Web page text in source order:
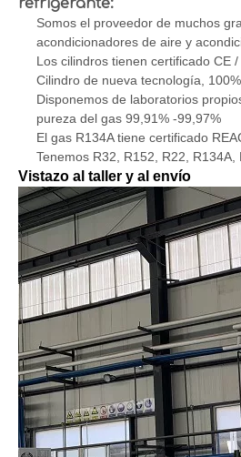
refrigerante:
Somos el proveedor de muchos
acondicionadores de aire y
Los cilindros tienen certificado CE
Cilindro de nueva tecnología,
Disponemos de laboratorios
pureza del gas 99,91% -99,97%
El gas R134A tiene certificado
Tenemos R32, R152, R22, R134A,
Vistazo al taller y al envío